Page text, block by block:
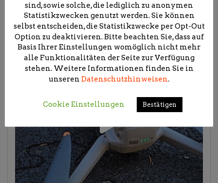
sind, sowie solche, die lediglich zu anonymen
Statistikzwecken genutzt werden. Sie können
selbst entscheiden, die Statistikzwecke per Opt-Out
Option zu deaktivieren. Bitte beachten Sie, dass auf
Basis Ihrer Einstellungen womöglich nicht mehr
alle Funktionalitäten der Seite zur Verfügung
stehen. Weitere Informationen finden Sie in
unseren Datenschutzhinweisen.
Cookie Einstellungen Bestätigen